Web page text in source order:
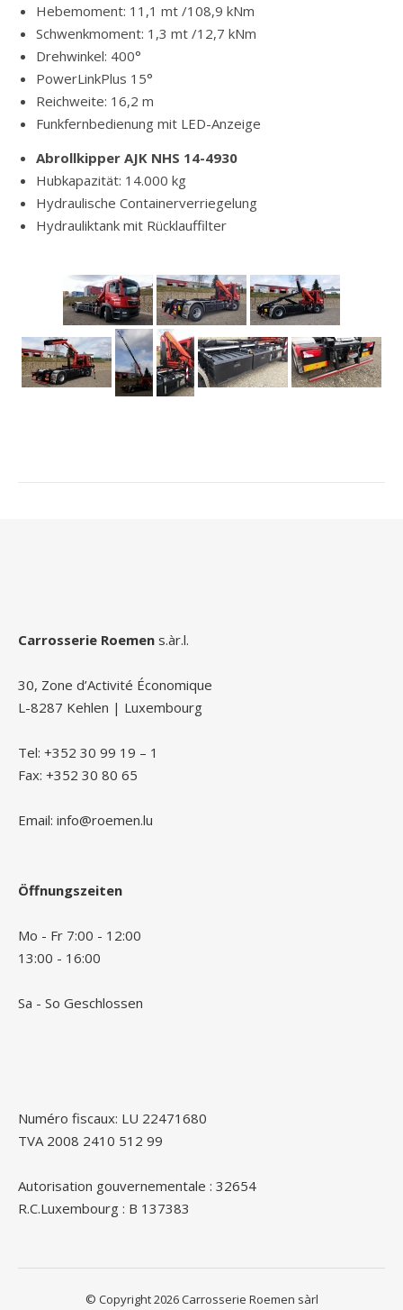
Hebemoment: 11,1 mt /108,9 kNm
Schwenkmoment: 1,3 mt /12,7 kNm
Drehwinkel: 400°
PowerLinkPlus 15°
Reichweite: 16,2 m
Funkfernbedienung mit LED-Anzeige
Abrollkipper AJK NHS 14-4930
Hubkapazität: 14.000 kg
Hydraulische Containerverriegelung
Hydrauliktank mit Rücklauffilter
Carrosserie Roemen s.àr.l.
30, Zone d’Activité Économique
L-8287 Kehlen | Luxembourg
Tel: +352 30 99 19 – 1
Fax: +352 30 80 65
Email: info@roemen.lu
Öffnungszeiten
Mo - Fr 7:00 - 12:00
13:00 - 16:00
Sa - So Geschlossen
Numéro fiscaux: LU 22471680
TVA 2008 2410 512 99
Autorisation gouvernementale : 32654
R.C.Luxembourg : B 137383
© Copyright 2026 Carrosserie Roemen sàrl